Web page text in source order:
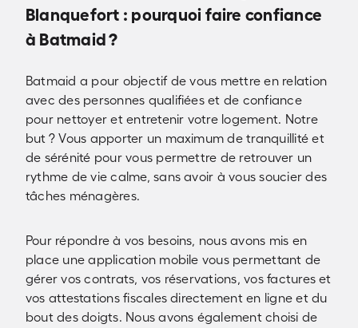
Blanquefort : pourquoi faire confiance
à Batmaid ?
Batmaid a pour objectif de vous mettre en relation
avec des personnes qualifiées et de confiance
pour nettoyer et entretenir votre logement. Notre
but ? Vous apporter un maximum de tranquillité et
de sérénité pour vous permettre de retrouver un
rythme de vie calme, sans avoir à vous soucier des
tâches ménagères.
Pour répondre à vos besoins, nous avons mis en
place une application mobile vous permettant de
gérer vos contrats, vos réservations, vos factures et
vos attestations fiscales directement en ligne et du
bout des doigts. Nous avons également choisi de